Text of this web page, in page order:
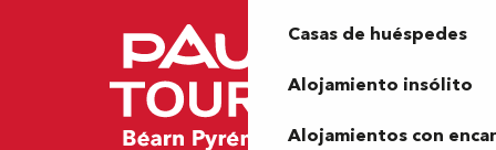
Casas de huéspedes
Alojamiento insólito
Alojamientos con